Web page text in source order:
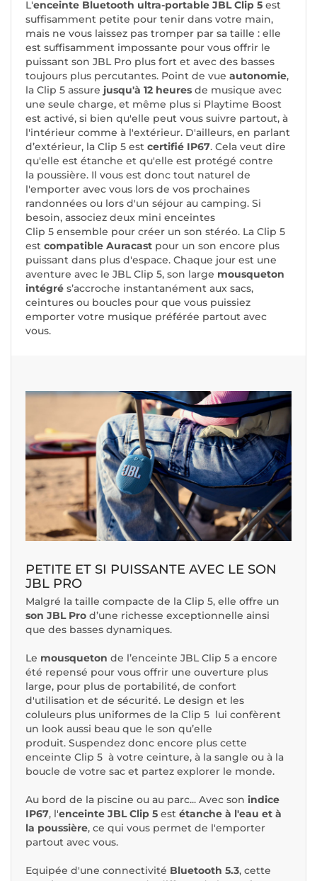
L'enceinte Bluetooth ultra-portable JBL Clip 5 est
suffisamment petite pour tenir dans votre main,
mais ne vous laissez pas tromper par sa taille : elle
est suffisamment impossante pour vous offrir le
puissant son JBL Pro plus fort et avec des basses
toujours plus percutantes. Point de vue autonomie,
la Clip 5 assure jusqu'à 12 heures de musique avec
une seule charge, et même plus si Playtime Boost
est activé, si bien qu'elle peut vous suivre partout, à
l'intérieur comme à l'extérieur. D'ailleurs, en parlant
d’extérieur, la Clip 5 est certifié IP67. Cela veut dire
qu'elle est étanche et qu'elle est protégé contre
la poussière. Il vous est donc tout naturel de
l'emporter avec vous lors de vos prochaines
randonnées ou lors d'un séjour au camping. Si
besoin, associez deux mini enceintes
Clip 5 ensemble pour créer un son stéréo. La Clip 5
est compatible Auracast pour un son encore plus
puissant dans plus d'espace. Chaque jour est une
aventure avec le JBL Clip 5, son large mousqueton
intégré s’accroche instantanément aux sacs,
ceintures ou boucles pour que vous puissiez
emporter votre musique préférée partout avec
vous.
PETITE ET SI PUISSANTE AVEC LE SON
JBL PRO
Malgré la taille compacte de la Clip 5, elle offre un
son JBL Pro d’une richesse exceptionnelle ainsi
que des basses dynamiques.
Le mousqueton de l’enceinte JBL Clip 5 a encore
été repensé pour vous offrir une ouverture plus
large, pour plus de portabilité, de confort
d'utilisation et de sécurité. Le design et les
coluleurs plus uniformes de la Clip 5 lui confèrent
un look aussi beau que le son qu’elle
produit. Suspendez donc encore plus cette
enceinte Clip 5 à votre ceinture, à la sangle ou à la
boucle de votre sac et partez explorer le monde.
Au bord de la piscine ou au parc... Avec son indice
IP67, l'enceinte JBL Clip 5 est étanche à l'eau et à
la poussière, ce qui vous permet de l'emporter
partout avec vous.
Equipée d'une connectivité Bluetooth 5.3, cette